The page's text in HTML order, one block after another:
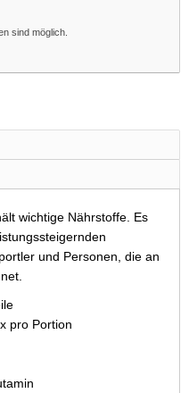
sind möglich.
wichtige Nährstoffe. Es
und Personen, die an
pro Portion